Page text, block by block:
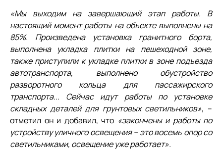
«Мы выходим на завершающий этап работы. В
настоящий момент работы на объекте выполнены на
85%. Произведена установка гранитного борта,
выполнена укладка плитки на пешеходной зоне,
также приступили к укладке плитки в зоне подъезда
автотранспорта, выполнено обустройство
разворотного кольца для пассажирского
транспорта... Сейчас идут работы по установке
складных деталей для грунтовых светильников», –
отметил он и добавил, что «закончены и работы по
устройству уличного освещения – это восемь опор со
светильниками, освещение уже работает».